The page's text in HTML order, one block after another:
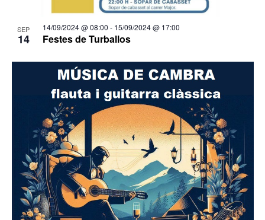
SEP
14 Festes de Turballos
14/09/2024 @ 08:00 - 15/09/2024 @ 17:00